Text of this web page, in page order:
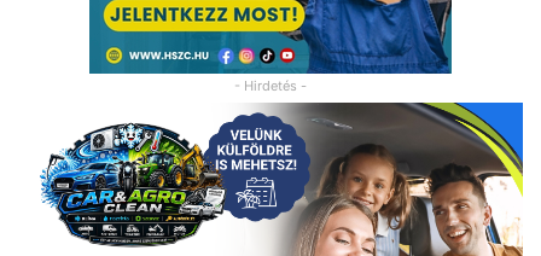
- Hirdetés -